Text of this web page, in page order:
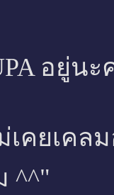
อยู่นะ
เคยเคล
^^"